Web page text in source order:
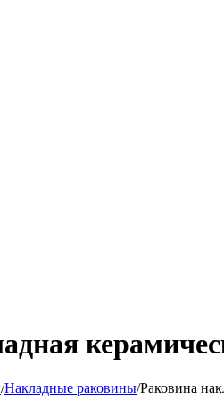
/Накладные раковины/Раковина